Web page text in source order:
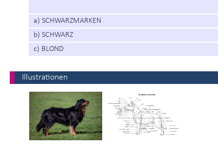
a) SCHWARZMARKEN
b) SCHWARZ
c) BLOND
Illustrationen